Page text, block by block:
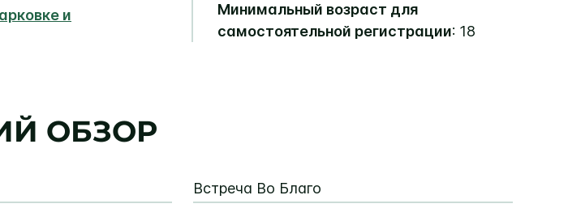
и
Минимальный возраст для
самостоятельной регистрации: 18
ОБЗОР
Встреча Во Благо